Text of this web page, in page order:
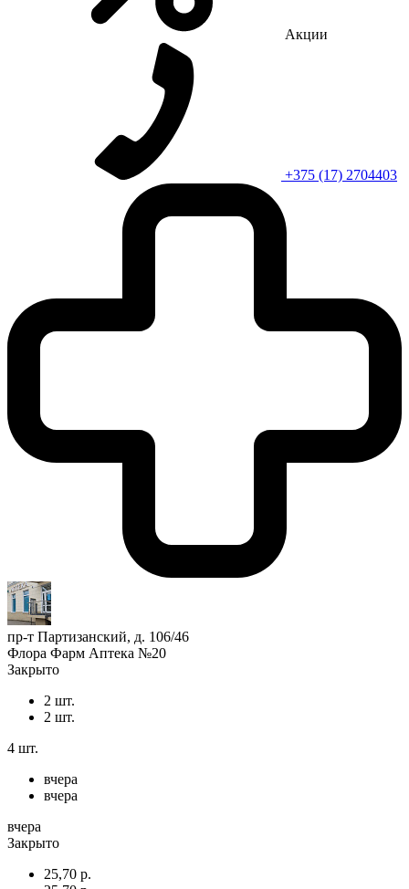
Акции
+375 (17) 2704403
пр-т Партизанский, д. 106/46
Флора Фарм Аптека №20
Закрыто
2 шт.
2 шт.
4 шт.
вчера
вчера
вчера
Закрыто
25,70 р.